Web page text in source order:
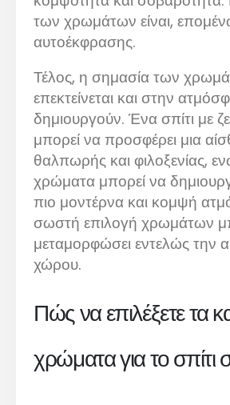
των χρωμάτων είναι,
αυτοέκφρασης.
Τέλος, η σημασία των
επεκτείνεται και στην
δημιουργούν. Ένα σπίτι με
μπορεί να προσφέρει μια
θαλπωρής και φιλοξενίας,
χρώματα μπορεί να
πιο μοντέρνα και κομψή
σωστή επιλογή χρωμάτων
μεταμορφώσει εντελώς την
χώρου.
Πώς να επιλέξετε τα
χρώματα για το σπίτι